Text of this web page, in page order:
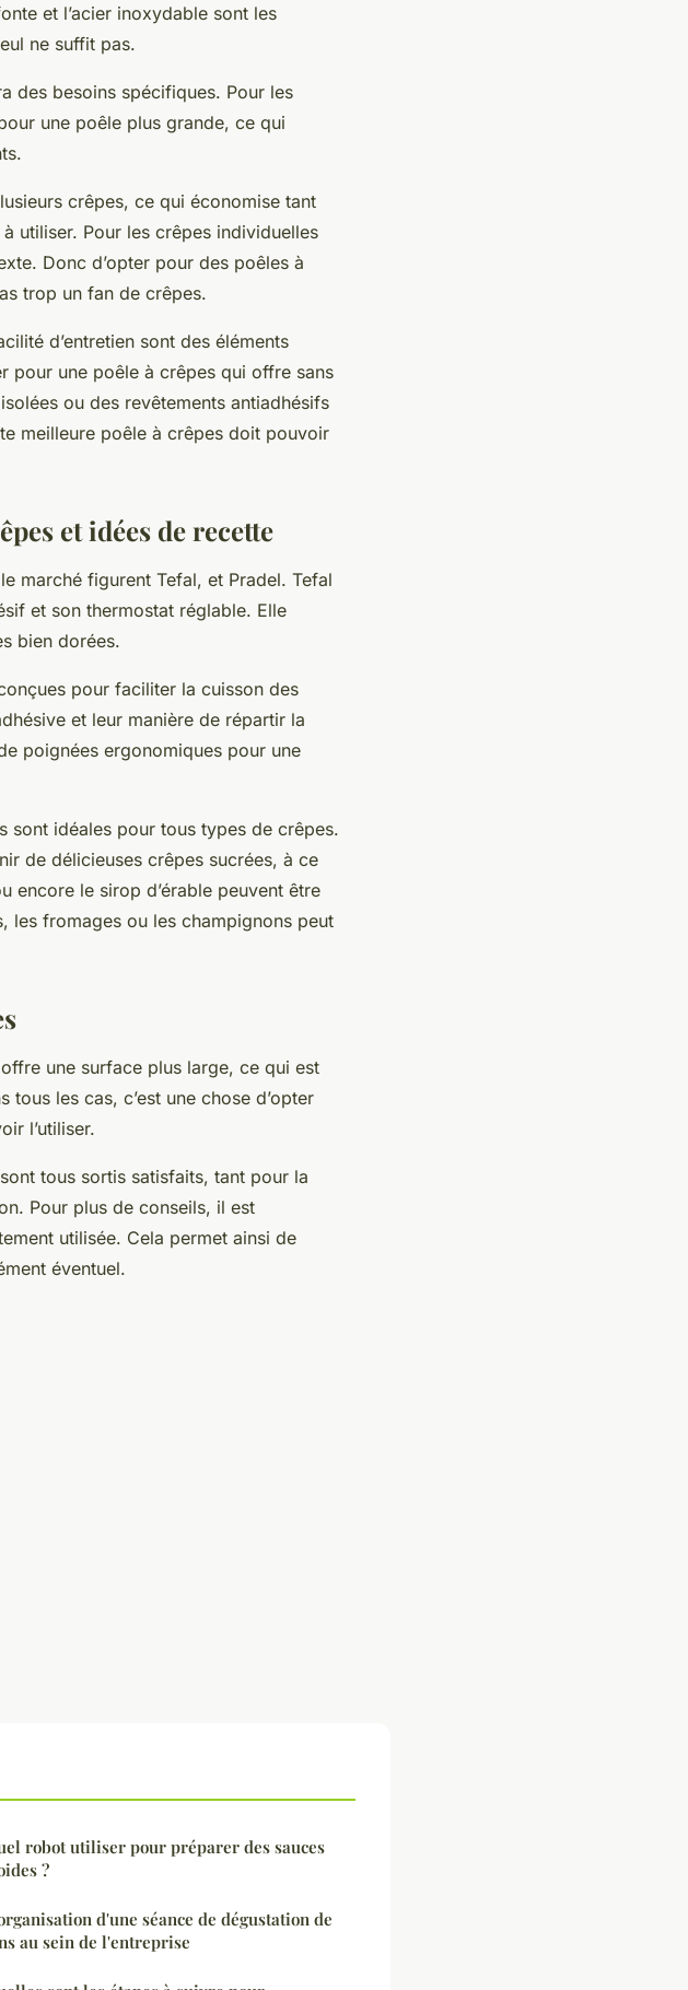
et l’acier inoxydable sont les
ne suffit pas.
des besoins spécifiques. Pour les
une poêle plus grande, ce qui
crêpes, ce qui économise tant
utiliser. Pour les crêpes individuelles
Donc d’opter pour des poêles à
trop un fan de crêpes.
d’entretien sont des éléments
pour une poêle à crêpes qui offre sans
ou des revêtements antiadhésifs
meilleure poêle à crêpes doit pouvoir
et idées de recette
marché figurent Tefal, et Pradel. Tefal
et son thermostat réglable. Elle
bien dorées.
pour faciliter la cuisson des
et leur manière de répartir la
poignées ergonomiques pour une
sont idéales pour tous types de crêpes.
de délicieuses crêpes sucrées, à ce
encore le sirop d’érable peuvent être
les fromages ou les champignons peut
une surface plus large, ce qui est
les cas, c’est une chose d’opter
l’utiliser.
tous sortis satisfaits, tant pour la
Pour plus de conseils, il est
utilisée. Cela permet ainsi de
éventuel.
robot utiliser pour préparer des sauces
?
d'une séance de dégustation de
au sein de l'entreprise